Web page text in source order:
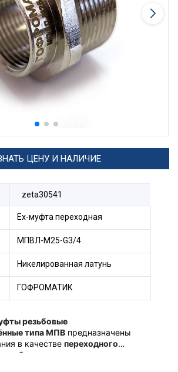
ЦЕНУ И НАЛИЧИЕ
zeta30541
Ех-муфта переходная
МПВЛ-М25-G3/4
Никелированная латунь
ГОФРОМАТИК
резьбовые
типа МПВ предназначены
в качестве переходного
кабельным вводом и
типа